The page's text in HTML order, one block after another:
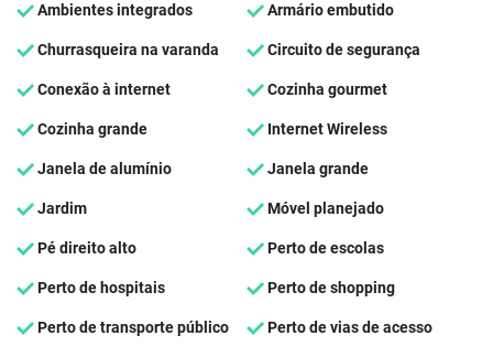
Ambientes integrados Armário embutido
Churrasqueira na varanda Circuito de segurança
Conexão à internet Cozinha gourmet
Cozinha grande Internet Wireless
Janela de alumínio Janela grande
Jardim Móvel planejado
Pé direito alto Perto de escolas
Perto de hospitais Perto de shopping
Perto de transporte público Perto de vias de acesso